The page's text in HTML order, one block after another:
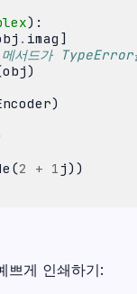
):
. imag ]
드가 TypeError
obj)
)
(2 + 1 j))
쁘게 인쇄하기: